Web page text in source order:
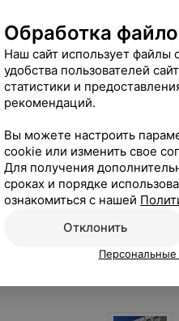
Все цены
Обработка
Наш сайт использует файлы
удобства пользователей
статистики и
рекомендаций.
Вы можете настроить
cookie или изменить свое
Для получения
сроках и порядке
ознакомиться с нашей
Отклонить
Персональные